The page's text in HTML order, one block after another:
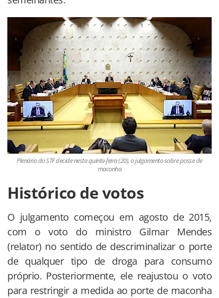
Plenário do STF decide nesta quinta-feira (20), o julgamento sobre posse de
maconha
Histórico de votos
O julgamento começou em agosto de 2015,
com o voto do ministro Gilmar Mendes
(relator) no sentido de descriminalizar o porte
de qualquer tipo de droga para consumo
próprio. Posteriormente, ele reajustou o voto
para restringir a medida ao porte de maconha